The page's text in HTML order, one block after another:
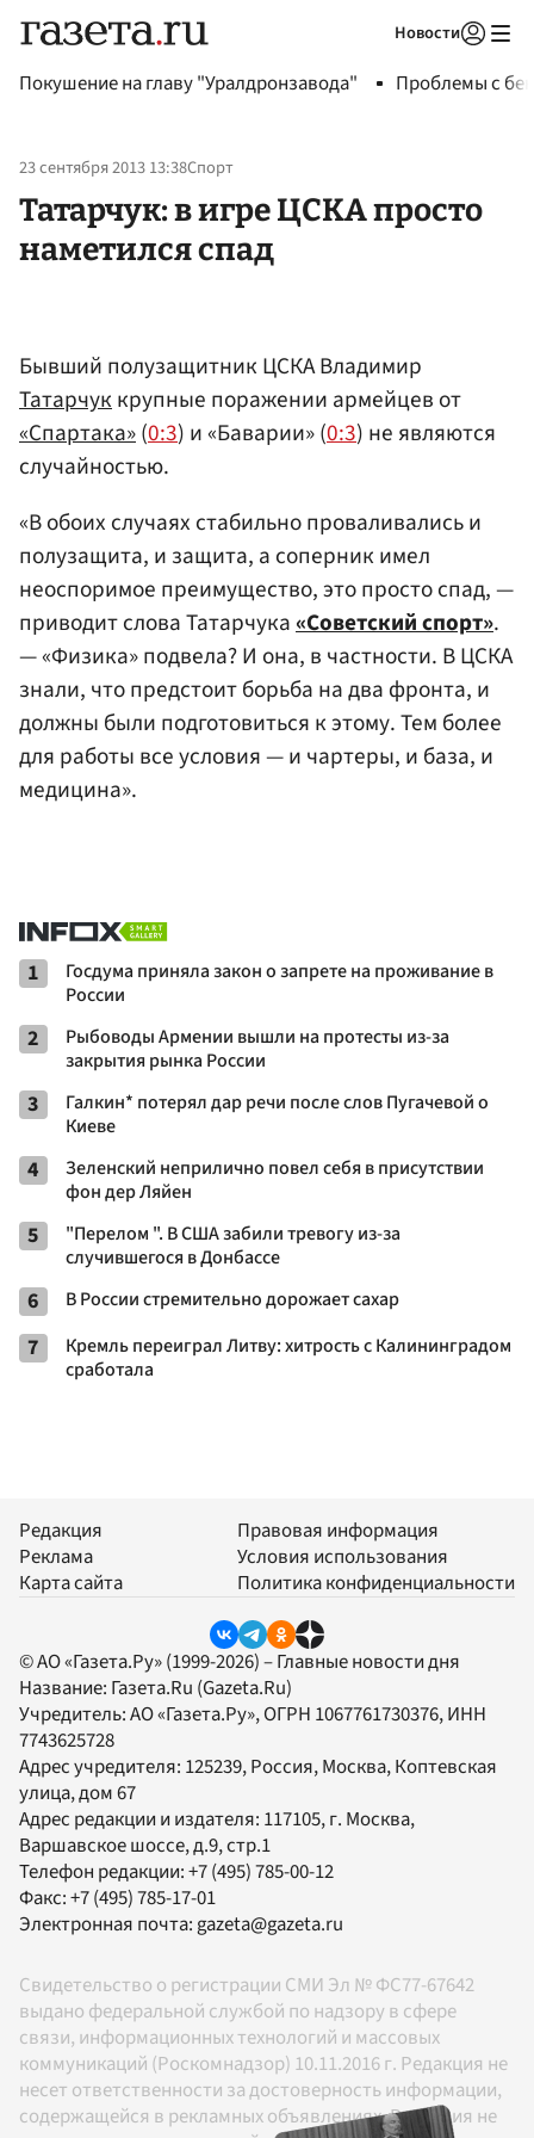
Новости
Покушение на главу "Уралдронзавода" Проблемы с
23 сентября 2013 13:38Спорт
Татарчук: в игре ЦСКА просто
наметился спад
Бывший полузащитник ЦСКА Владимир
Татарчуккрупные поражении армейцев от
«Спартака»(0:3) и «Баварии» (0:3) не являются
случайностью.
«В обоих случаях стабильно проваливались и
полузащита, и защита, а соперник имел
неоспоримое преимущество, это просто спад, —
приводит слова Татарчука«Советский спорт».
— «Физика» подвела? И она, в частности. В ЦСКА
знали, что предстоит борьба на два фронта, и
должны были подготовиться к этому. Тем более
для работы все условия — и чартеры, и база, и
медицина».
1
Госдума приняла закон о запрете на проживание в
России
2
Рыбоводы Армении вышли на протесты из-за
закрытия рынка России
3
Галкин* потерял дар речи после слов Пугачевой о
Киеве
4
Зеленский неприлично повел cебя в присутствии
фон дер Ляйен
5
"Перелом ". В США забили тревогу из-за
случившегося в Донбассе
6 В России стремительно дорожает сахар
7
Кремль переиграл Литву: хитрость с Калининградом
сработала
Редакция
Реклама
Карта сайта
Правовая информация
Условия использования
Политика конфиденциальности
© АО «Газета.Ру» (1999-2026) – Главные новости дня
Название: Газета.Ru (Gazeta.Ru)
Учредитель:АО «Газета.Ру», ОГРН 1067761730376, ИНН
7743625728
Адрес учредителя: 125239, Россия, Москва, Коптевская
улица, дом 67
Адрес редакции и издателя: 117105, г. Москва,
Варшавское шоссе, д.9, стр.1
Телефон редакции:+7 (495) 785-00-12
Факс:+7 (495) 785-17-01
Электронная почта:gazeta@gazeta.ru
Свидетельство о регистрации СМИ Эл № ФС77-67642
выдано федеральной службой по надзору в сфере
связи, информационных технологий и массовых
коммуникаций (Роскомнадзор) 10.11.2016 г. Редакция не
несет ответственности за достоверность информации,
содержащейся в рекламных объявлениях. Редакция не